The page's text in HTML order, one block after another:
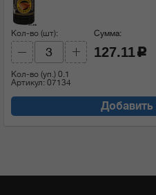
Кол-во (шт):
Кол-во (уп.) 0.1
Артикул: 07134
Сумма:
127.11 c
Добавить